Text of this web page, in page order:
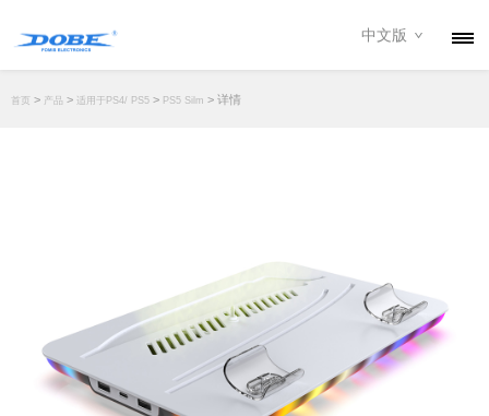
经销商
中文版
首页 > 产品 > 适用于PS4/ PS5 > PS5 Silm > 详情